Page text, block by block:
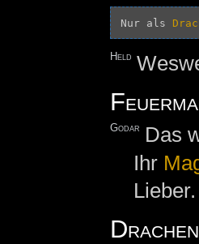
Nur als
Held
Godar
Das
Ihr